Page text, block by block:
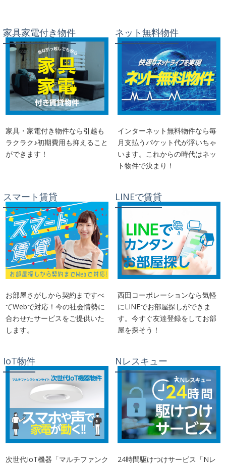
家具家電付き物件
家具・家電付き物件なら引越も
ラクラク♪初期費用も抑えること
ができます！
ネット無料物件
インターネット無料物件なら毎
月支払うパケット代が浮いちゃ
います。これからの時代はネッ
ト物件で決まり！
スマート賃貸
お部屋さがしから契約まですべ
てWebで対応！今の社会情勢に
合わせたサービスをご提供いた
します。
LINEで賃貸
西田コーポレーションなら気軽
にLINEでお部屋探しができま
す。今すぐ友達登録をしてお部
屋を探そう！
IoT物件
次世代IoT機器「マルチファンク
Nレスキュー
24時間駆けつけサービス「Nレ